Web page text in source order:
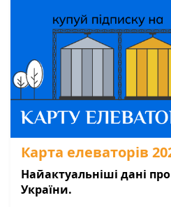
Карта елеваторів
Найактуальніші дані
України.